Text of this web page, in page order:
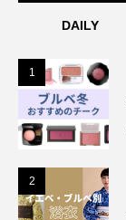
DAILY
1
2